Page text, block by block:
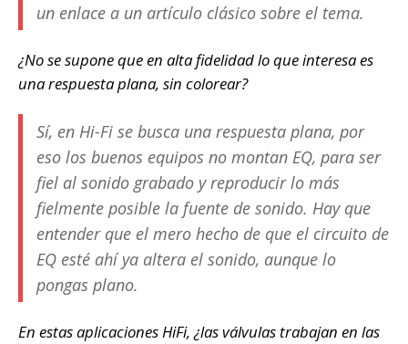
un enlace a un artículo clásico sobre el tema.
¿No se supone que en alta fidelidad lo que interesa es
una respuesta plana, sin colorear?
Sí, en Hi-Fi se busca una respuesta plana, por
eso los buenos equipos no montan EQ, para ser
fiel al sonido grabado y reproducir lo más
fielmente posible la fuente de sonido. Hay que
entender que el mero hecho de que el circuito de
EQ esté ahí ya altera el sonido, aunque lo
pongas plano.
En estas aplicaciones HiFi, ¿las válvulas trabajan en las